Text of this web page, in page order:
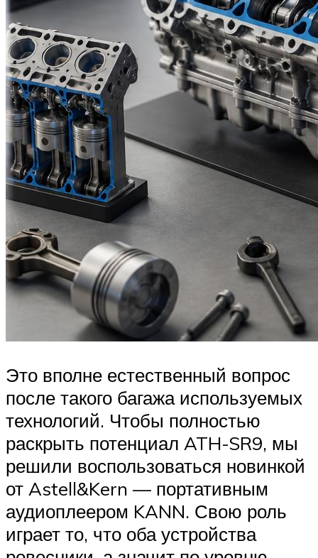
Это вполне естественный вопрос
после такого багажа используемых
технологий. Чтобы полностью
раскрыть потенциал ATH-SR9, мы
решили воспользоваться новинкой
от Astell&Kern — портативным
аудиоплеером KANN. Свою роль
играет то, что оба устройства